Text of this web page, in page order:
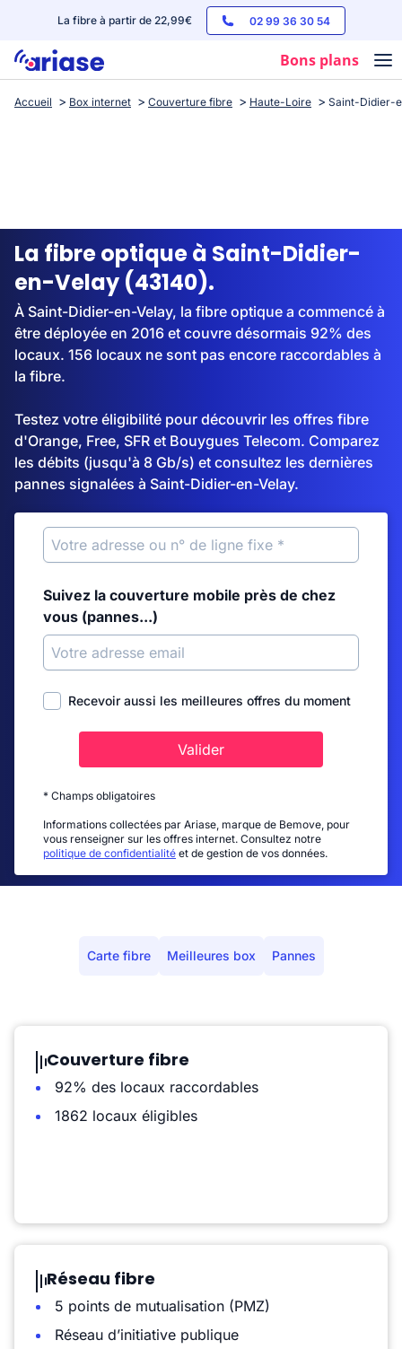
La fibre à partir de 22,99€ 02 99 36 30 54
Bons plans
Box internet
Streaming
Accueil Box internet Couverture fibre Haute-Loire Saint-Didier-
La fibre optique à Saint-Didier-
en-Velay (43140).
À Saint-Didier-en-Velay, la fibre optique a commencé à
être déployée en 2016 et couvre désormais 92% des
locaux. 156 locaux ne sont pas encore raccordables à
la fibre.
Testez votre éligibilité pour découvrir les offres fibre
d'Orange, Free, SFR et Bouygues Telecom. Comparez
les débits (jusqu'à 8 Gb/s) et consultez les dernières
pannes signalées à Saint-Didier-en-Velay.
Suivez la couverture mobile près de chez
vous (pannes...)
Recevoir aussi les meilleures offres du moment
Valider
* Champs obligatoires
Informations collectées par Ariase, marque de Bemove, pour
vous renseigner sur les offres internet. Consultez notre
politique de confidentialité et de gestion de vos données.
Carte fibre Meilleures box Pannes
Couverture fibre
92% des locaux raccordables
1862 locaux éligibles
Réseau fibre
5 points de mutualisation (PMZ)
Réseau d’initiative publique